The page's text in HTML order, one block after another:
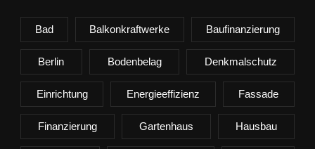
Bad Balkonkraftwerke Baufinanzierung
Berlin Bodenbelag Denkmalschutz
Einrichtung Energieeffizienz Fassade
Finanzierung Gartenhaus Hausbau